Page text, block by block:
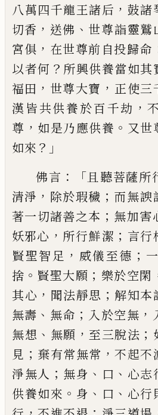
八萬四千龍王諸后 ， 鼓諸
切香 ， 送佛 、 世尊詣靈鷲
宮俱 ， 在世尊前 自投歸命
以者何 ？ 所興供養當如其
福田 ， 世尊大寶 ， 正使三
漢皆共供養於百千劫 ，
尊 ， 如是乃應供養 。 又世
如來 ？」
佛言 ：「且聽菩薩所
清淨 ， 除於瑕穢 ； 而無諛
著一切諸善之本 ； 無加害
妖邪心 ， 所行鮮潔 ； 言行
賢聖智足 ， 威儀至德 ；
捨 。 賢聖大願 ； 樂於空閑
其心 ， 聞法靜思 ； 解知本
無壽 、 無命 ； 入於空無 ，
無想 、 無願 ， 至三脫法 ；
見 ； 棄有常無常 ， 不起不
淨無人 ； 無身 、 口 、 心志
供養如來 。 身 、 口 、 心行